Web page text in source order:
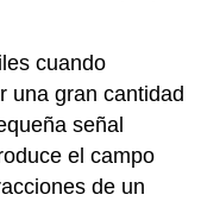
cuando
una gran cantidad
señal
el campo
de un